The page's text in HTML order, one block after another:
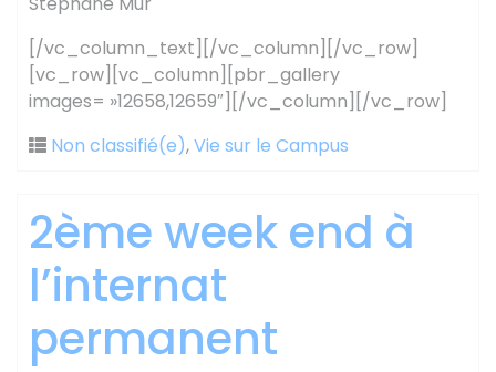
[/vc_column_text][/vc_column][/vc_row]
[vc_row][vc_column][pbr_gallery
images= »12658,12659″][/vc_column][/vc_row]
Non classifié(e),Vie sur le Campus
2ème week end à
l’internat
permanent